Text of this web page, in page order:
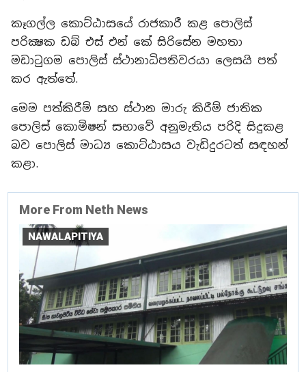
කෑගල්ල කොට්ඨාසයේ රාජකාරී කළ පොලිස්
පරික්‍ෂක ඩබ් එස් එන් කේ සිරිසේන මහතා
මඩාටුගම පොලිස් ස්ථානාධිපතිවරයා ලෙසයි පත්
කර ඇත්තේ.
මෙම පත්කිරීම් සහ ස්ථාන මාරු කිරීම් ජාතික
පොලිස් කොමිෂන් සභාවේ අනුමැතිය පරිදි සිදුකළ
බව පොලිස් මාධ්‍ය කොට්ඨාසය වැඩිදුරටත් සඳහන්
කළා.
More From Neth News
NAWALAPITIYA